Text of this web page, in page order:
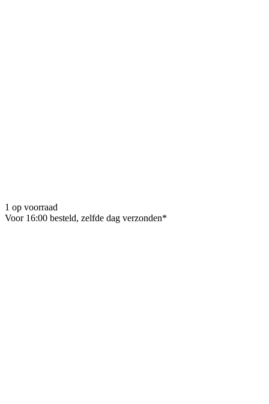
1 op voorraad
Voor 16:00 besteld, zelfde dag verzonden*